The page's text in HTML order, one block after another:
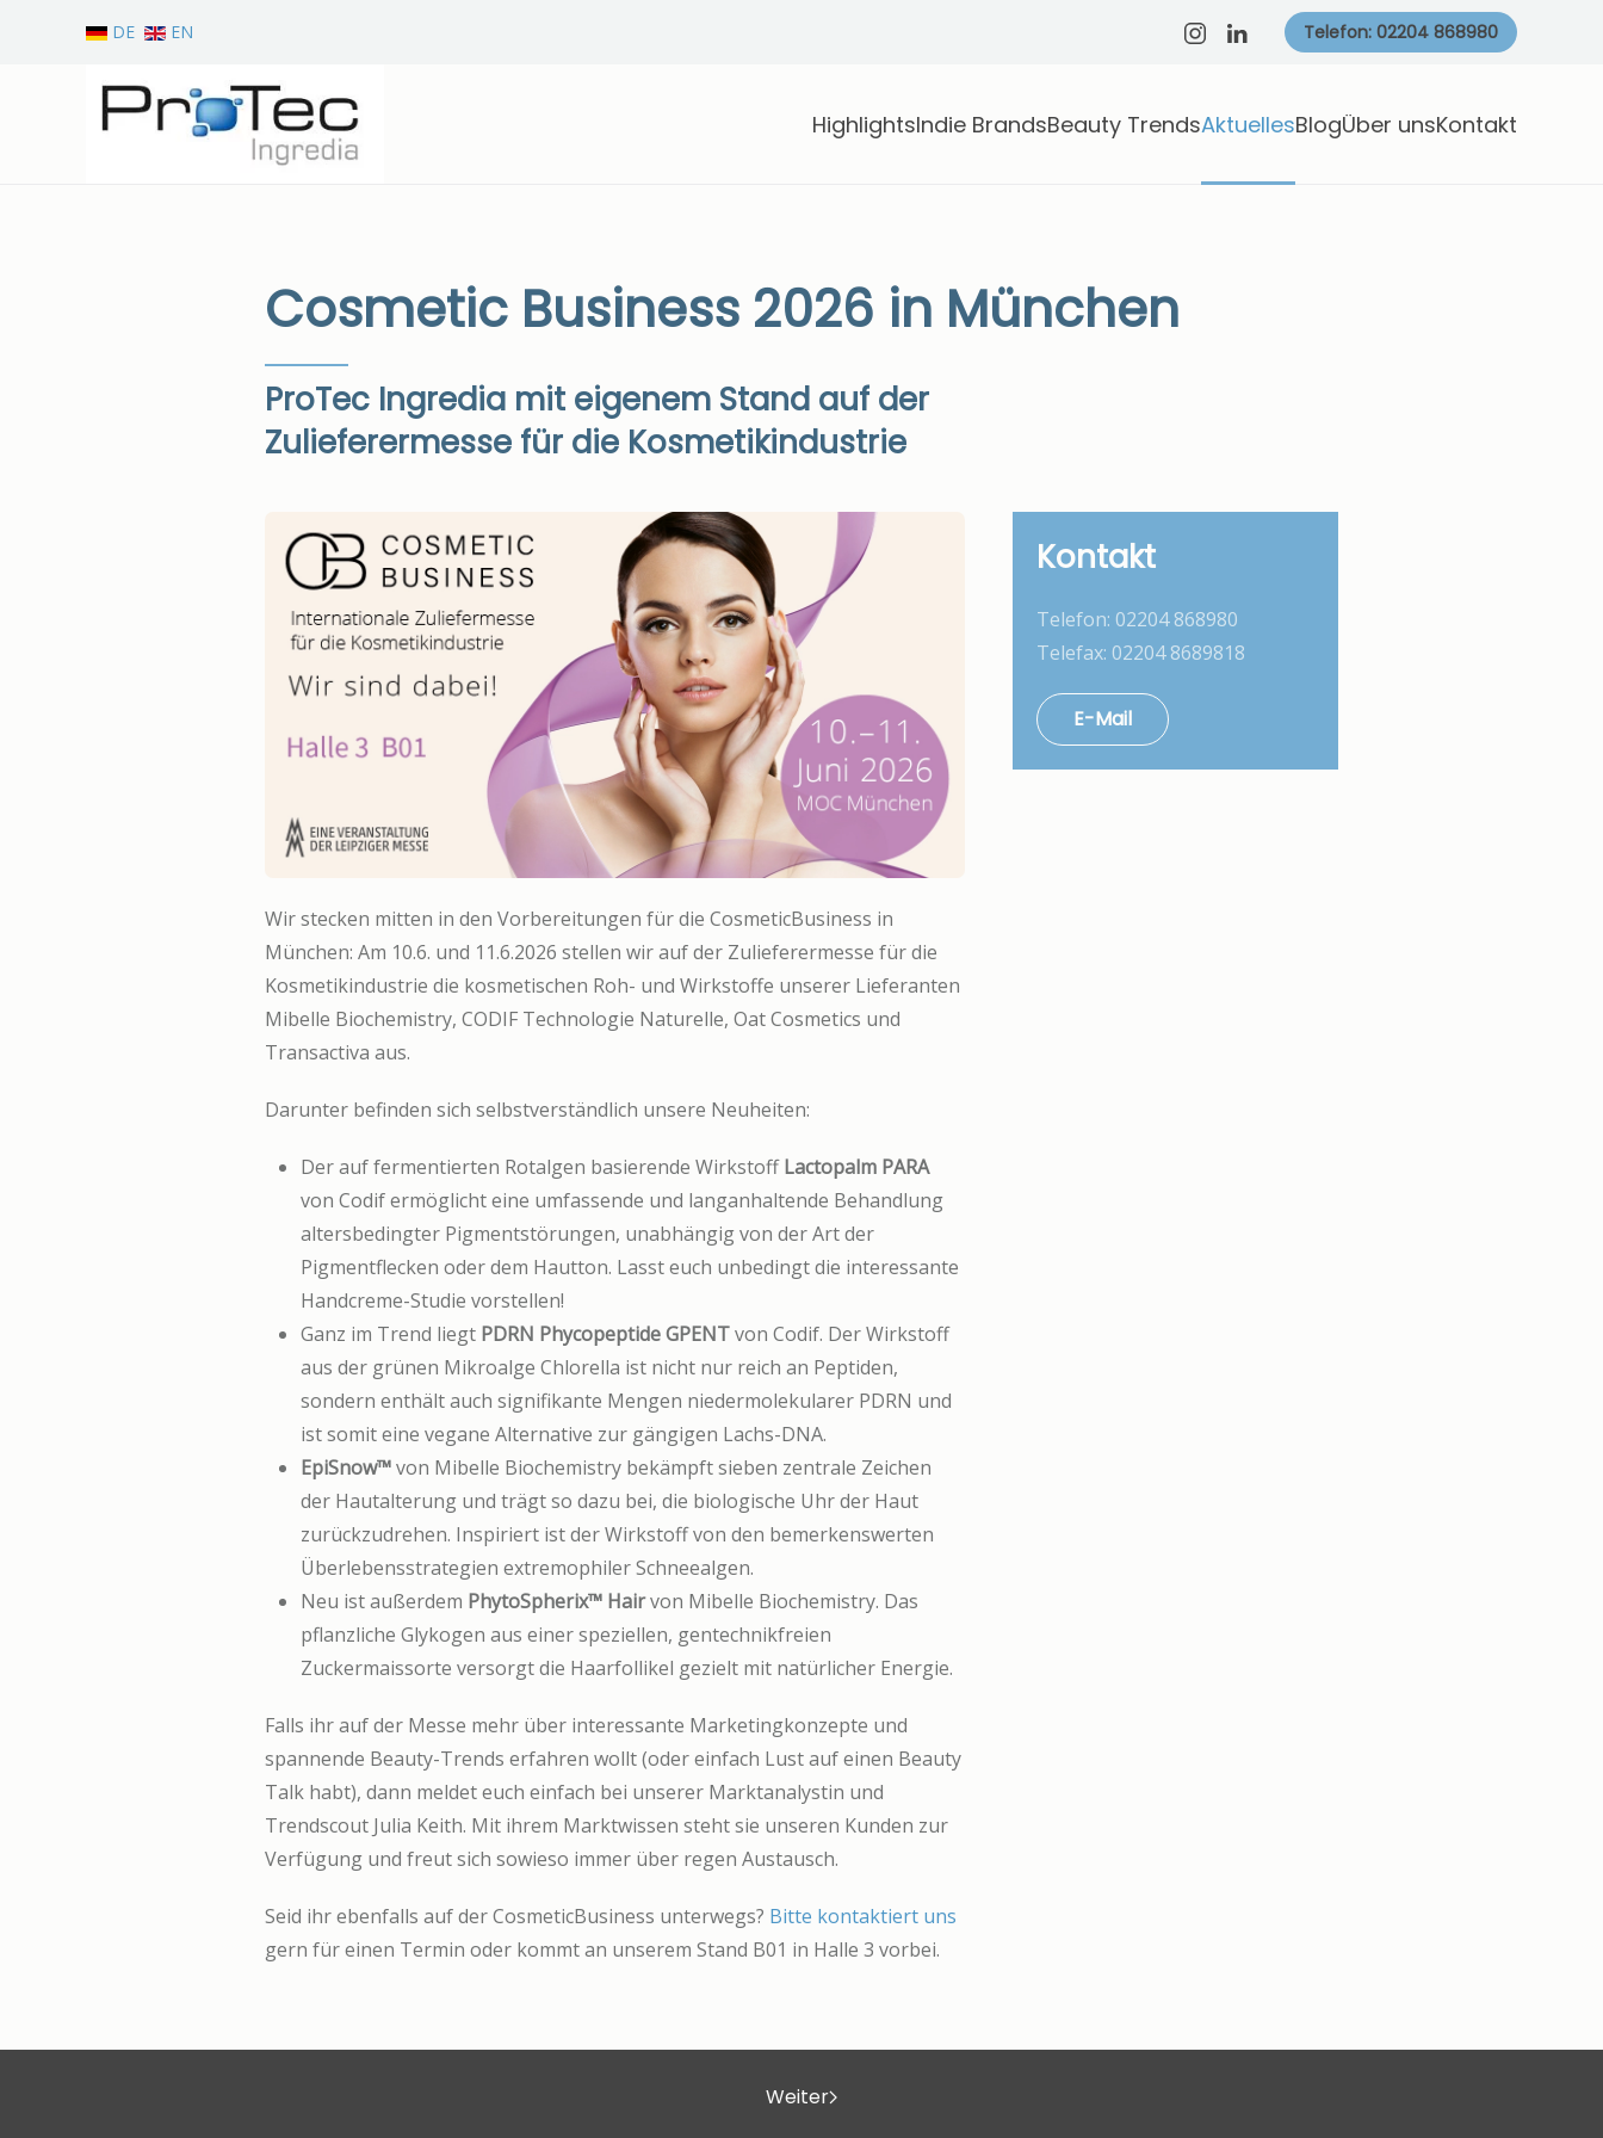
DE EN Telefon: 02204 868980
HighlightsIndie BrandsBeauty TrendsAktuellesBlogÜber unsKontakt
Cosmetic Business 2026 in München
ProTec Ingredia mit eigenem Stand auf der
Zulieferermesse für die Kosmetikindustrie
Wir stecken mitten in den Vorbereitungen für die CosmeticBusiness in
München: Am 10.6. und 11.6.2026 stellen wir auf der Zulieferermesse für die
Kosmetikindustrie die kosmetischen Roh- und Wirkstoffe unserer Lieferanten
Mibelle Biochemistry, CODIF Technologie Naturelle, Oat Cosmetics und
Transactiva aus.
Darunter befinden sich selbstverständlich unsere Neuheiten:
Der auf fermentierten Rotalgen basierende WirkstoffLactopalm PARA
von Codif ermöglicht eine umfassende und langanhaltende Behandlung
altersbedingter Pigmentstörungen, unabhängig von der Art der
Pigmentflecken oder dem Hautton. Lasst euch unbedingt die interessante
Handcreme-Studie vorstellen!
Ganz im Trend liegt PDRN Phycopeptide GPENTvon Codif. Der Wirkstoff
aus der grünen Mikroalge Chlorella ist nicht nur reich an Peptiden,
sondern enthält auch signifikante Mengen niedermolekularer PDRN und
ist somit eine vegane Alternative zur gängigen Lachs-DNA.
EpiSnow™von Mibelle Biochemistry bekämpft sieben zentrale Zeichen
der Hautalterung und trägt so dazu bei, die biologische Uhr der Haut
zurückzudrehen. Inspiriert ist der Wirkstoff von den bemerkenswerten
Überlebensstrategien extremophiler Schneealgen.
Neu ist außerdem PhytoSpherix™ Hairvon Mibelle Biochemistry. Das
pflanzliche Glykogen aus einer speziellen, gentechnikfreien
Zuckermaissorte versorgt die Haarfollikel gezielt mit natürlicher Energie.
Falls ihr auf der Messe mehr über interessante Marketingkonzepte und
spannende Beauty-Trends erfahren wollt (oder einfach Lust auf einen Beauty
Talk habt), dann meldet euch einfach bei unserer Marktanalystin und
Trendscout Julia Keith. Mit ihrem Marktwissen steht sie unseren Kunden zur
Verfügung und freut sich sowieso immer über regen Austausch.
Seid ihr ebenfalls auf der CosmeticBusiness unterwegs? Bitte kontaktiert uns
gern für einen Termin oder kommt an unserem Stand B01 in Halle 3 vorbei.
Kontakt
Telefon: 02204 868980
Telefax: 02204 8689818
E-Mail
Weiter